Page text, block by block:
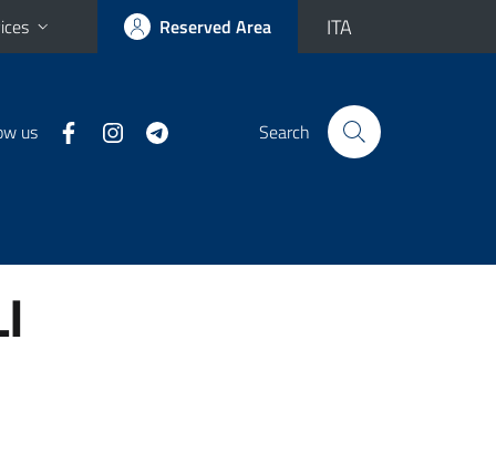
Reserved Area ITA
us Search